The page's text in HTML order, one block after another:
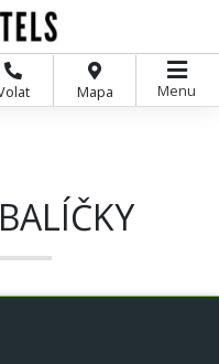
Mapa Menu